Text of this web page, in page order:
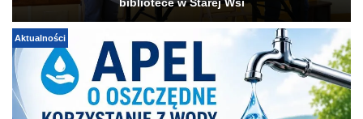
bibliotece w Starej Wsi
Aktualności